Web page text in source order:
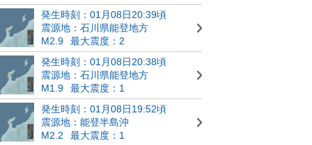
発生時刻：01月08日20:39頃
震源地：石川県能登地方
M2.9
最大震度：2
発生時刻：01月08日20:38頃
震源地：石川県能登地方
M1.9
最大震度：1
発生時刻：01月08日19:52頃
震源地：能登半島沖
M2.2
最大震度：1